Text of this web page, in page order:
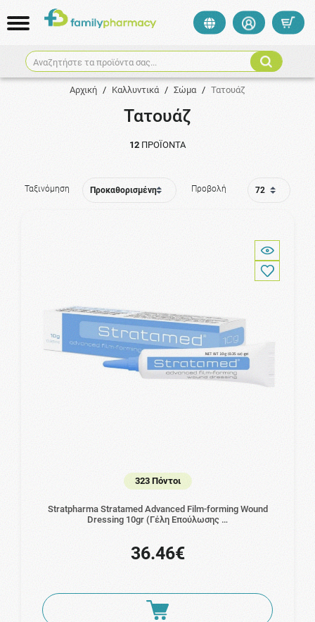
Αναζητήστε τα προϊόντα σας...
Αρχική / Καλλυντικά / Σώμα / Τατουάζ
Τατουάζ
12 ΠΡΟΪΌΝΤΑ
Ταξινόμηση Προβολή
323 Πόντοι
Stratpharma Stratamed Advanced Film-forming Wound
Dressing 10gr (Γέλη Επούλωσης …
36.46€